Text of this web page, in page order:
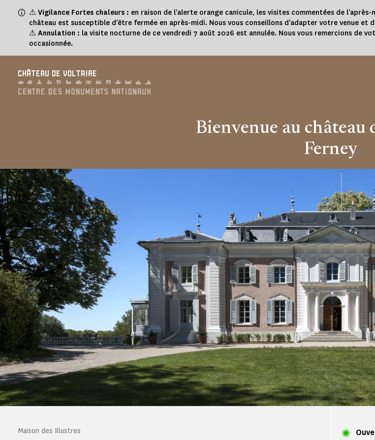
⚠ Vigilance Fortes chaleurs : en raison de l'alerte orange canicule, les visites commentées de
château est susceptible d'être fermée en après-midi. Nous vous conseillons d'adapter votre venue et
⚠ Annulation : la visite nocturne de ce vendredi 7 août 2026 est annulée. Nous vous remercions de
occasionnée.
CHÂTEAU DE VOLTAIRE
Bienvenue au château
Ferney
Maison des Illustres